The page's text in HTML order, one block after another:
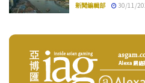
新聞編輯部 30/11/